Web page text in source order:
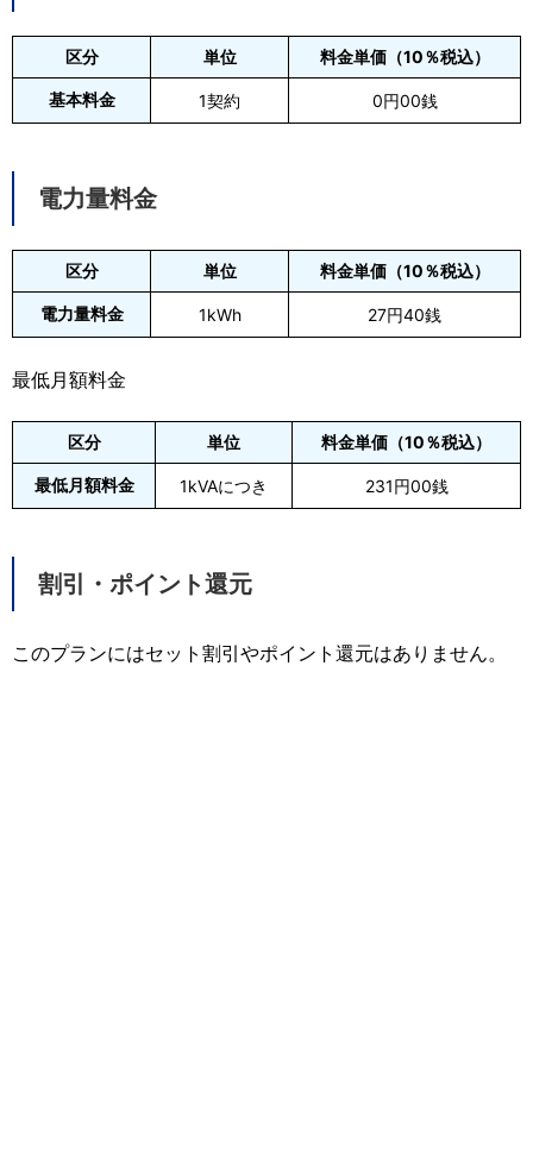
区分 単位 料金単価（10％税込）
基本料金 1契約 0円00銭
電力量料金
区分 単位 料金単価（10％税込）
電力量料金 1kWh 27円40銭
最低月額料金
区分 単位 料金単価（10％税込）
最低月額料金 1kVAにつき 231円00銭
割引・ポイント還元
このプランにはセット割引やポイント還元はありません。